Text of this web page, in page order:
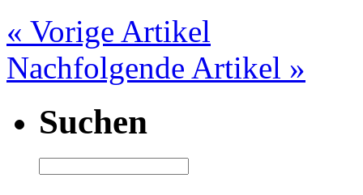
« Vorige Artikel
Nachfolgende Artikel »
Suchen